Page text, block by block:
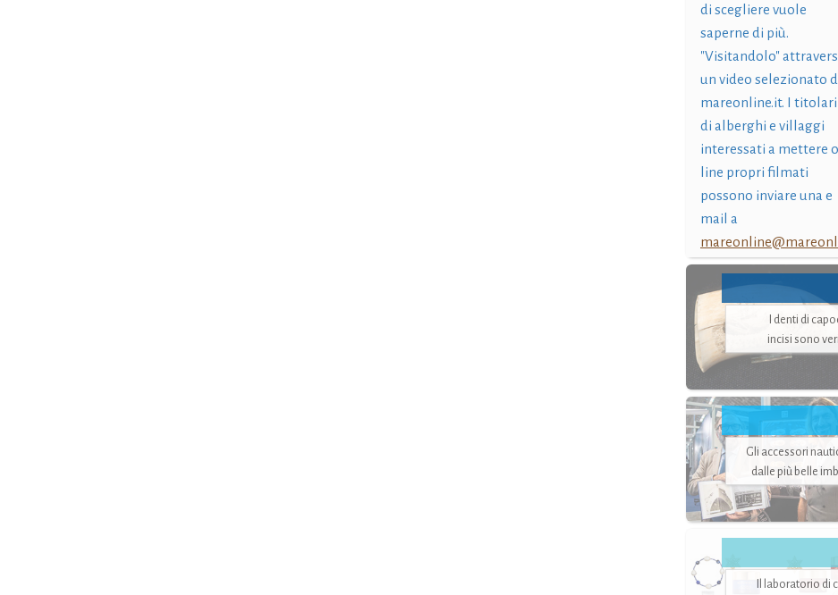
di scegliere vuole
saperne di più.
"Visitandolo"
un video selezionato
mareonline.it. I titolari
di alberghi e villaggi
interessati a mettere
line propri filmati
possono inviare una e
mail a
I denti di
incisi sono
Gli accessori
dalle più belle
Il laboratorio di